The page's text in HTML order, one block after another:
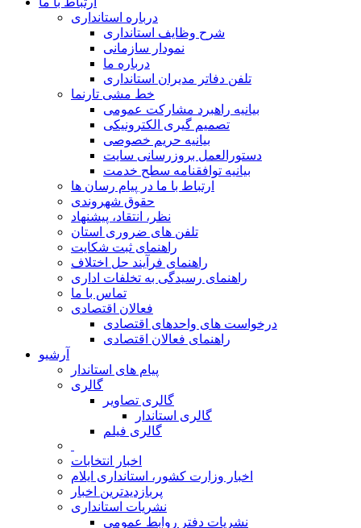
درباره استانداری
شرح وظایف استانداری
نمودار سازمانی
درباره ما
تلفن دفاتر مدیران استانداری
خط مشی تارنما
بیانیه راهبرد مشارکت عمومی
تصمیم گیری الکترونیکی
بیانیه حریم خصوصی
دستورالعمل بروزرسانی سایت
بیانیه توافقنامه سطح خدمت
ارتباط با ما در پیام رسان ها
حقوق شهروندی
نظر، انتقاد، پیشنهاد
تلفن های ضروری استان
راهنمای ثبت شکایت
راهنمای فرآیند حل اختلاف
راهنمای رسیدگی به تخلفات اداری
تماس با ما
فعالان اقتصادی
درخواست های واحدهای اقتصادی
راهنمای فعالان اقتصادی
آرشیو
پیام های استاندار
گالری
گالری تصاویر
گالری استاندار
گالری فیلم
اخبار انتخابات
اخبار وزارت کشور، استانداری ایلام
پربازدیدترین اخبار
نشریات استانداری
نشریات دفتر روابط عمومی